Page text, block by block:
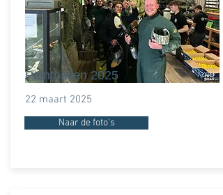
Paintballen 2025
22 maart 2025
Naar de foto's